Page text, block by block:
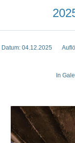
Datum: 04.12.2025
In